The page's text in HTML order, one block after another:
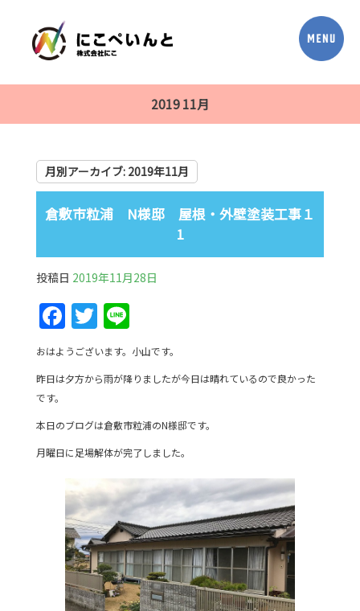
2019 11月
月別アーカイブ: 2019年11月
倉敷市粒浦 N様邸 屋根・外壁塗装工事１
1
投稿日 2019年11月28日
F
a
c
e
b
o
k
T
w
itt
er
Li
n
e
おはようございます。小山です。
昨日は夕方から雨が降りましたが今日は晴れているので良かった
です。
本日のブログは倉敷市粒浦のN様邸です。
月曜日に足場解体が完了しました。